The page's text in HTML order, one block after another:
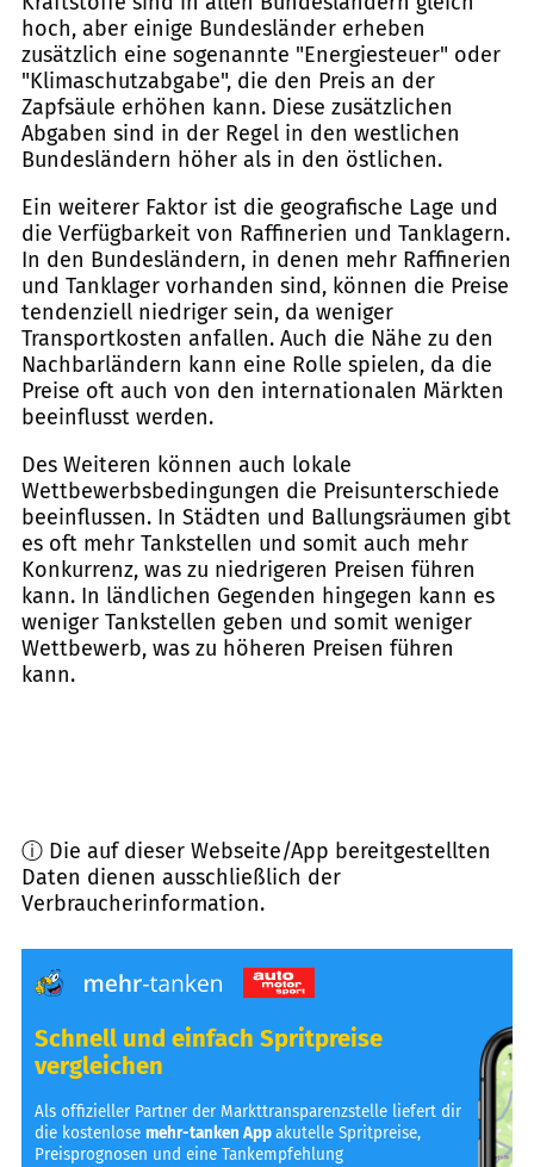
hoch, aber einige Bundesländer erheben
zusätzlich eine sogenannte "Energiesteuer" oder
"Klimaschutzabgabe", die den Preis an der
Zapfsäule erhöhen kann. Diese zusätzlichen
Abgaben sind in der Regel in den westlichen
Bundesländern höher als in den östlichen.
Ein weiterer Faktor ist die geografische Lage und
die Verfügbarkeit von Raffinerien und Tanklagern.
In den Bundesländern, in denen mehr Raffinerien
und Tanklager vorhanden sind, können die Preise
tendenziell niedriger sein, da weniger
Transportkosten anfallen. Auch die Nähe zu den
Nachbarländern kann eine Rolle spielen, da die
Preise oft auch von den internationalen Märkten
beeinflusst werden.
Des Weiteren können auch lokale
Wettbewerbsbedingungen die Preisunterschiede
beeinflussen. In Städten und Ballungsräumen gibt
es oft mehr Tankstellen und somit auch mehr
Konkurrenz, was zu niedrigeren Preisen führen
kann. In ländlichen Gegenden hingegen kann es
weniger Tankstellen geben und somit weniger
Wettbewerb, was zu höheren Preisen führen
kann.
ⓘ Die auf dieser Webseite/App bereitgestellten
Daten dienen ausschließlich der
Verbraucherinformation.
Schnell und einfach Spritpreise
vergleichen
Als offizieller Partner der Markttransparenzstelle liefert dir
die kostenlosemehr-tanken Appakutelle Spritpreise,
Preisprognosen und eine Tankempfehlung